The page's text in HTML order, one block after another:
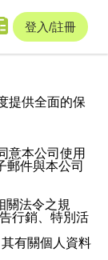
登入/註冊
提供全面的保
意本公司使用
郵件與本公司
關法令之規
行銷、特別活
有關個人資料